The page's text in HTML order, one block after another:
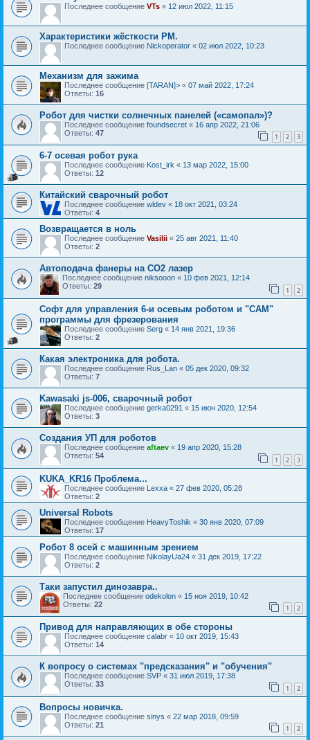
Последнее сообщение VTs « 12 июл 2022, 11:15
Характеристики жёсткости РМ.
Последнее сообщение Nickoperator « 02 июл 2022, 10:23
Механизм для зажима
Последнее сообщение [TARAN]> « 07 май 2022, 17:24
Ответы: 16
Робот для чистки солнечных панелей («самопал»)?
Последнее сообщение foundsecret « 16 апр 2022, 21:06
Ответы: 47 1 2 3
6-7 осевая робот рука
Последнее сообщение Kost_irk « 13 мар 2022, 15:00
Ответы: 12
Китайский сварочный робот
Последнее сообщение wldev « 18 окт 2021, 03:24
Ответы: 4
Возвращается в ноль
Последнее сообщение Vasilii « 25 авг 2021, 11:40
Ответы: 2
Автоподача фанеры на СО2 лазер
Последнее сообщение niksooon « 10 фев 2021, 12:14
Ответы: 29 1 2
Софт для управления 6-и осевым роботом и "CAM"
программы для фрезерования
Последнее сообщение Serg « 14 янв 2021, 19:36
Ответы: 2
Какая электроника для робота.
Последнее сообщение Rus_Lan « 05 дек 2020, 09:32
Ответы: 7
Kawasaki js-006, сварочный робот
Последнее сообщение gerka0291 « 15 июн 2020, 12:54
Ответы: 3
Создания УП для роботов
Последнее сообщение aftaev « 19 апр 2020, 15:28
Ответы: 54 1 2 3
KUKA_KR16 Проблема...
Последнее сообщение Lexxa « 27 фев 2020, 05:28
Ответы: 2
Universal Robots
Последнее сообщение HeavyToshik « 30 янв 2020, 07:09
Ответы: 17
Робот 8 осей с машинным зрением
Последнее сообщение NikolayUa24 « 31 дек 2019, 17:22
Ответы: 2
Таки запустил динозавра..
Последнее сообщение odekolon « 15 ноя 2019, 10:42
Ответы: 22 1 2
Привод для направляющих в обе стороны
Последнее сообщение calabr « 10 окт 2019, 15:43
Ответы: 14
К вопросу о системах "предсказания" и "обучения"
Последнее сообщение SVP « 31 июл 2019, 17:38
Ответы: 33 1 2
Вопросы новичка.
Последнее сообщение sinys « 22 мар 2018, 09:59
Ответы: 21 1 2